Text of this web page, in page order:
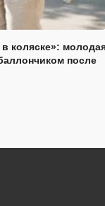
коляске»:
после